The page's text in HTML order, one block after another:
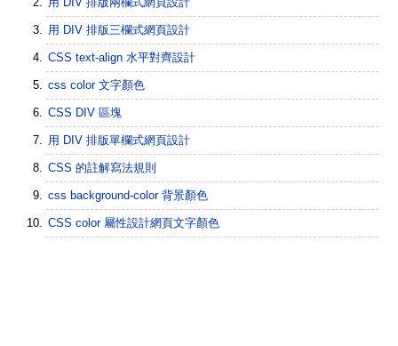
用 DIV 排版三欄式網頁設計
CSS text-align 水平對齊設計
css color 文字顏色
CSS DIV 區塊
用 DIV 排版單欄式網頁設計
CSS 的註解寫法規則
css background-color 背景顏色
CSS color 屬性設計網頁文字顏色